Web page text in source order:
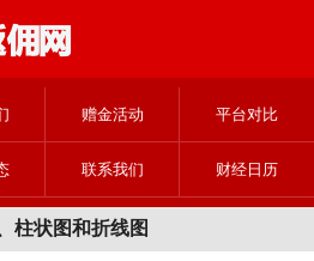
赠金活动 平台对比
联系我们 财经日历
柱状图和折线图